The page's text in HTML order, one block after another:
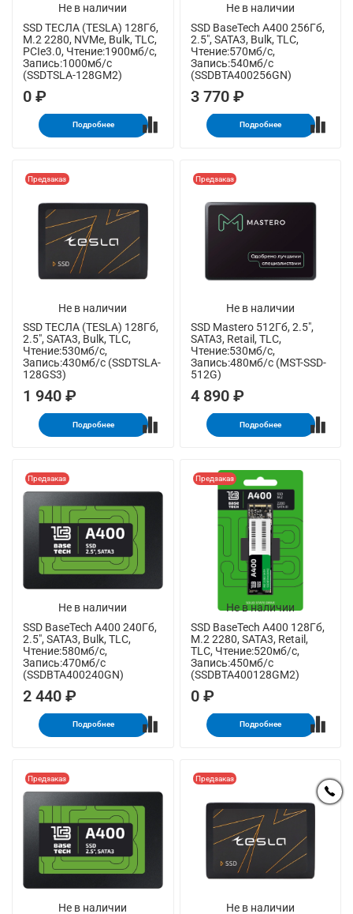
Не в наличии
SSD ТЕСЛА (TESLA) 128Гб,
M.2 2280, NVMe, Bulk, TLC,
PCIe3.0, Чтение:1900мб/с,
Запись:1000мб/с
(SSDTSLA-128GM2)
0 ₽
Подробнее
Не в наличии
SSD BaseTech A400 256Гб,
2.5", SATA3, Bulk, TLC,
Чтение:570мб/с,
Запись:540мб/с
(SSDBTA400256GN)
3 770 ₽
Подробнее
Не в наличии
Предзаказ
SSD ТЕСЛА (TESLA) 128Гб,
2.5", SATA3, Bulk, TLC,
Чтение:530мб/с,
Запись:430мб/с (SSDTSLA-
128GS3)
1 940 ₽
Подробнее
Не в наличии
Предзаказ
SSD Mastero 512Гб, 2.5",
SATA3, Retail, TLC,
Чтение:530мб/с,
Запись:480мб/с (MST-SSD-
512G)
4 890 ₽
Подробнее
Не в наличии
Предзаказ
SSD BaseTech A400 240Гб,
2.5", SATA3, Bulk, TLC,
Чтение:580мб/с,
Запись:470мб/с
(SSDBTA400240GN)
2 440 ₽
Подробнее
Не в наличии
Предзаказ
SSD BaseTech A400 128Гб,
M.2 2280, SATA3, Retail,
TLC, Чтение:520мб/с,
Запись:450мб/с
(SSDBTA400128GM2)
0 ₽
Подробнее
Не в наличии
Предзаказ
Не в наличии
Предзаказ